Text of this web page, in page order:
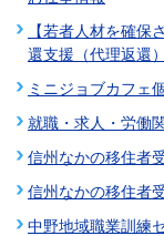
【若者人材を確保
還⽀援（代理返還
ミニジョブカフェ
就職・求人・労働
信州なかの移住者
信州なかの移住者
中野地域職業訓練